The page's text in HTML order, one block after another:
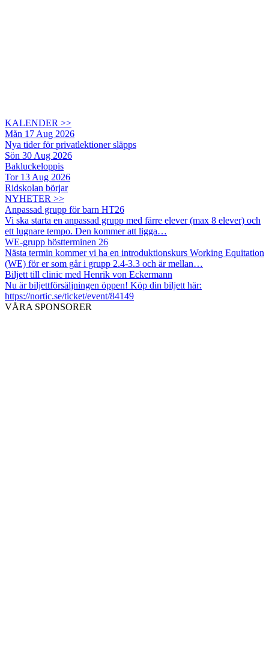
KALENDER >>
Mån 17 Aug 2026
Nya tider för privatlektioner släpps
Sön 30 Aug 2026
Bakluckeloppis
Tor 13 Aug 2026
Ridskolan börjar
NYHETER >>
Anpassad grupp för barn HT26
Vi ska starta en anpassad grupp med färre elever (max 8 elever) och
ett lugnare tempo. Den kommer att ligga…
WE-grupp höstterminen 26
Nästa termin kommer vi ha en introduktionskurs Working Equitation
(WE) för er som går i grupp 2.4-3.3 och är mellan…
Biljett till clinic med Henrik von Eckermann
Nu är biljettförsäljningen öppen! Köp din biljett här:
https://nortic.se/ticket/event/84149
VÅRA SPONSORER